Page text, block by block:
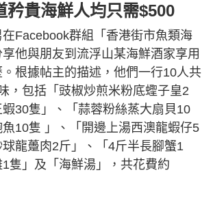
矜貴海鮮人均只需$500
Facebook群組「香港街市魚類海
他與朋友到流浮山某海鮮酒家享用
根據帖主的描述，他們一行10人共
，包括「豉椒炒煎米粉底蟶子皇2
30隻」、「蒜蓉粉絲蒸大扇貝10
10隻 」、「開邊上湯西澳龍蝦仔5
龍躉肉2斤」、「4斤半長腳蟹1
隻」及「海鮮湯」，共花費約